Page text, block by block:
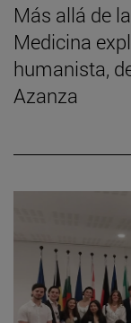
Más allá de
Medicina
humanista,
Azanza